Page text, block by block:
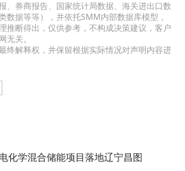
届）中国国际新能源产业博览
中心B3-G3馆”隆重举行。
、券商报告、国家统计局数据、海关进出口数
数据等等），并依托SMM内部数据库模型，
推断得出，仅供参考，不构成决策建议，客户
无关。
终解释权，并保留根据实际情况对声明内容进
化学混合储能项目落地辽宁昌图